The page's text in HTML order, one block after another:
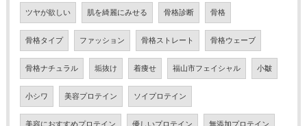
ツヤが欲しい 肌を綺麗にみせる 骨格診断 骨格
骨格タイプ ファッション 骨格ストレート 骨格ウェーブ
骨格ナチュラル 垢抜け 着痩せ 福山市フェイシャル 小皺
小シワ 美容プロテイン ソイプロテイン
美容におすすめプロテイン 優しいプロテイン 無添加プロテイン